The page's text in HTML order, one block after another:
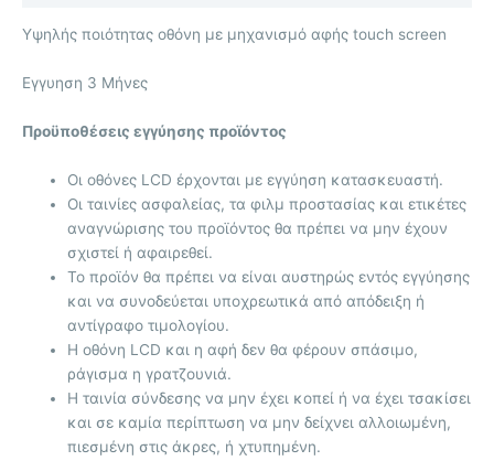
Υψηλής ποιότητας οθόνη με μηχανισμό αφής touch screen
Eγγυηση 3 Μήνες
Προϋποθέσεις εγγύησης προϊόντος
Οι οθόνες LCD έρχονται με εγγύηση κατασκευαστή.
Οι ταινίες ασφαλείας, τα φιλμ προστασίας και ετικέτες
αναγνώρισης του προϊόντος θα πρέπει να μην έχουν
σχιστεί ή αφαιρεθεί.
Το προϊόν θα πρέπει να είναι αυστηρώς εντός εγγύησης
και να συνοδεύεται υποχρεωτικά από απόδειξη ή
αντίγραφο τιμολογίου.
Η οθόνη LCD και η αφή δεν θα φέρουν σπάσιμο,
ράγισμα η γρατζουνιά.
Η ταινία σύνδεσης να μην έχει κοπεί ή να έχει τσακίσει
και σε καμία περίπτωση να μην δείχνει αλλοιωμένη,
πιεσμένη στις άκρες, ή χτυπημένη.